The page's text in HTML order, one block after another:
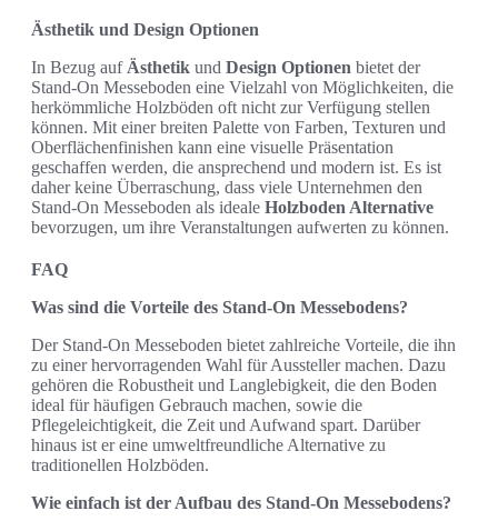
Ästhetik und Design Optionen
In Bezug auf Ästhetik und Design Optionen bietet der
Stand-On Messeboden eine Vielzahl von Möglichkeiten, die
herkömmliche Holzböden oft nicht zur Verfügung stellen
können. Mit einer breiten Palette von Farben, Texturen und
Oberflächenfinishen kann eine visuelle Präsentation
geschaffen werden, die ansprechend und modern ist. Es ist
daher keine Überraschung, dass viele Unternehmen den
Stand-On Messeboden als ideale Holzboden Alternative
bevorzugen, um ihre Veranstaltungen aufwerten zu können.
FAQ
Was sind die Vorteile des Stand-On Messebodens?
Der Stand-On Messeboden bietet zahlreiche Vorteile, die ihn
zu einer hervorragenden Wahl für Aussteller machen. Dazu
gehören die Robustheit und Langlebigkeit, die den Boden
ideal für häufigen Gebrauch machen, sowie die
Pflegeleichtigkeit, die Zeit und Aufwand spart. Darüber
hinaus ist er eine umweltfreundliche Alternative zu
traditionellen Holzböden.
Wie einfach ist der Aufbau des Stand-On Messebodens?